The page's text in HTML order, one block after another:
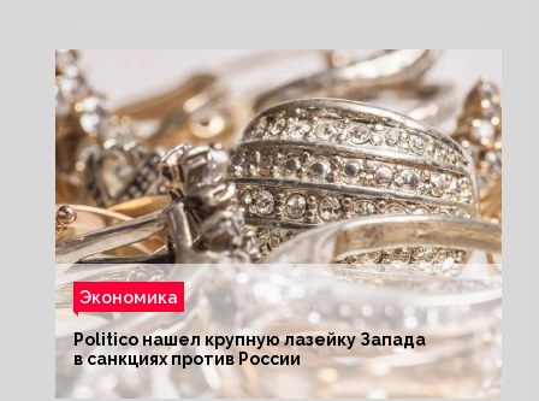
Экономика
Politico нашел крупную лазейку Запада
в санкциях против России